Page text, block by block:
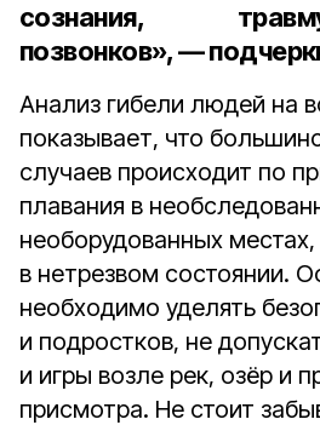
сознания,
позвонков», —
Анализ гибели людей на
показывает, что
случаев происходит по
плавания в
необорудованных местах,
в нетрезвом состоянии.
необходимо уделять
и подростков, не
и игры возле рек, озёр и
присмотра. Не стоит